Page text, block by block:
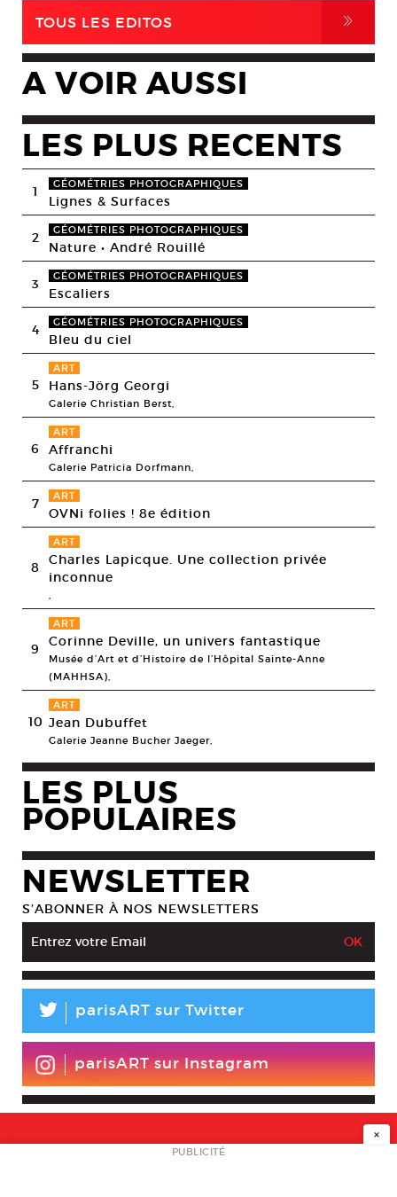
TOUS LES EDITOS ,
A VOIR AUSSI
LES PLUS RECENTS
1 GÉOMÉTRIES PHOTOGRAPHIQUES
Lignes & Surfaces
2 GÉOMÉTRIES PHOTOGRAPHIQUES
Nature • André Rouillé
3 GÉOMÉTRIES PHOTOGRAPHIQUES
Escaliers
4 GÉOMÉTRIES PHOTOGRAPHIQUES
Bleu du ciel
5
ART
Hans-Jörg Georgi
Galerie Christian Berst,
6
ART
Affranchi
Galerie Patricia Dorfmann,
7 ART
OVNi folies ! 8e édition
8
ART
Charles Lapicque. Une collection privée
inconnue
,
9
ART
Corinne Deville, un univers fantastique
Musée d’Art et d’Histoire de l’Hôpital Sainte-Anne
(MAHHSA),
10
ART
Jean Dubuffet
Galerie Jeanne Bucher Jaeger,
LES PLUS
POPULAIRES
NEWSLETTER
S’ABONNER À NOS NEWSLETTERS
L parisART sur Twitter
parisART sur Instagram
NEWSLETTER
×
PUBLICITÉ